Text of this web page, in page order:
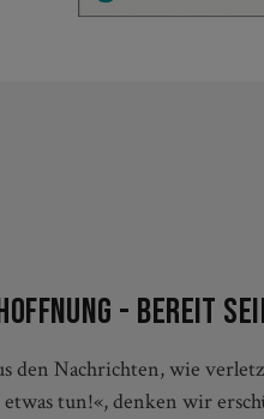
- bereit
den Nachrichten, wie
etwas tun!«, denken wir
Glas »halb voll« oder »halb
geht vielmehr darum,